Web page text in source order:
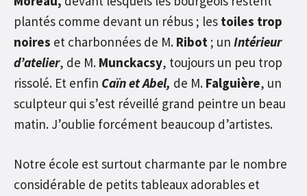
plantés comme devant un rébus ; les toiles trop
noires et charbonnées de M. Ribot ; un Intérieur
d’atelier, de M. Munckacsy, toujours un peu trop
rissolé. Et enfin Caïn et Abel, de M. Falguière, un
sculpteur qui s’est réveillé grand peintre un beau
matin. J’oublie forcément beaucoup d’artistes.
Notre école est surtout charmante par le nombre
considérable de petits tableaux adorables et